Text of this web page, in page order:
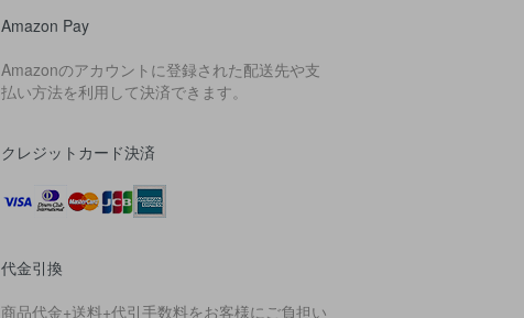
Amazon Pay
Amazonのアカウントに登録された配送先や支
払い方法を利用して決済できます。
クレジットカード決済
代金引換
商品代金+送料+代引手数料をお客様にご負担い